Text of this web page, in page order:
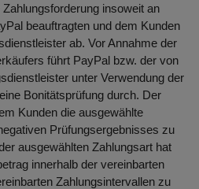
insoweit an
beauftragten und dem Kunden
ab. Vor Annahme der
führt PayPal bzw. der von
unter Verwendung der
Bonitätsprüfung durch. Der
Kunden die ausgewählte
Prüfungsergebnisses zu
ausgewählten Zahlungsart hat
innerhalb der vereinbarten
Zahlungsintervallen zu